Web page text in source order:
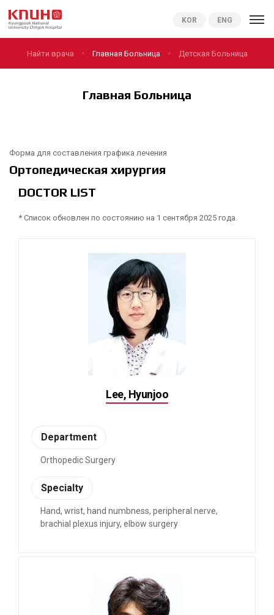
KNUCH
KOR ENG
Найти врача Главная Больница Детская Больница
Главная Больница
Форма для составления графика лечения
Ортопедическая хирургия
DOCTOR LIST
* Список обновлен по состоянию на 1 сентября 2025 года.
Lee, Hyunjoo
Department
Orthopedic Surgery
Specialty
Hand, wrist, hand numbness, peripheral nerve,
brachial plexus injury, elbow surgery